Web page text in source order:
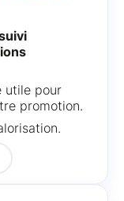
utile pour
promotion.